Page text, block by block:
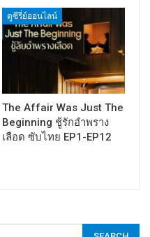
ดูซีรี่ย์ออนไลน์
The Affair Was Just The
Beginning ชู้รักอำพราง
เลือด ซับไทย EP1-EP12